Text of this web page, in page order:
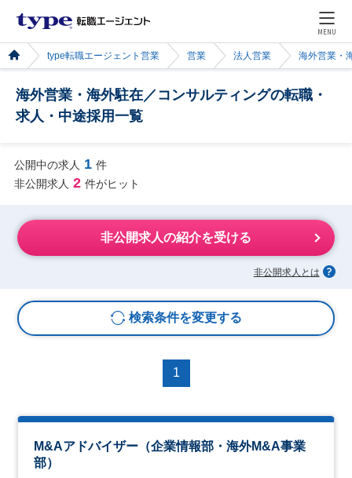
MENU
type転職エージェント営業 営業 法人営業 海外営業・
海外営業・海外駐在／コンサルティングの転職・
求人・中途採用一覧
公開中の求人 1 件
非公開求人 2 件がヒット
非公開求人の紹介を受ける
非公開求人とは
検索条件を変更する
1
M&Aアドバイザー（企業情報部・海外M&A事業
部）